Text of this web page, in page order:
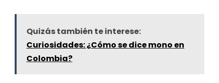
Quizás también te interese:
Curiosidades: ¿Cómo se dice mono en
Colombia?